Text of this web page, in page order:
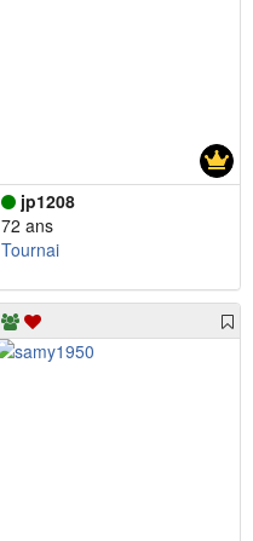
jp1208
72 ans
Tournai